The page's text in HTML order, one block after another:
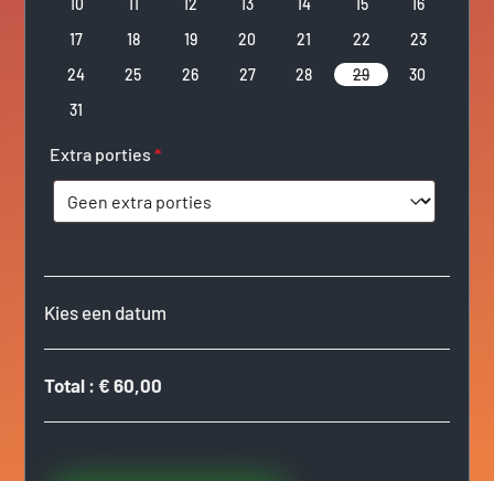
17
18 19 20 21 22
23
24
25 26 27 28 29
30
31
Extra porties *
Kies een datum
Total: € 60,00